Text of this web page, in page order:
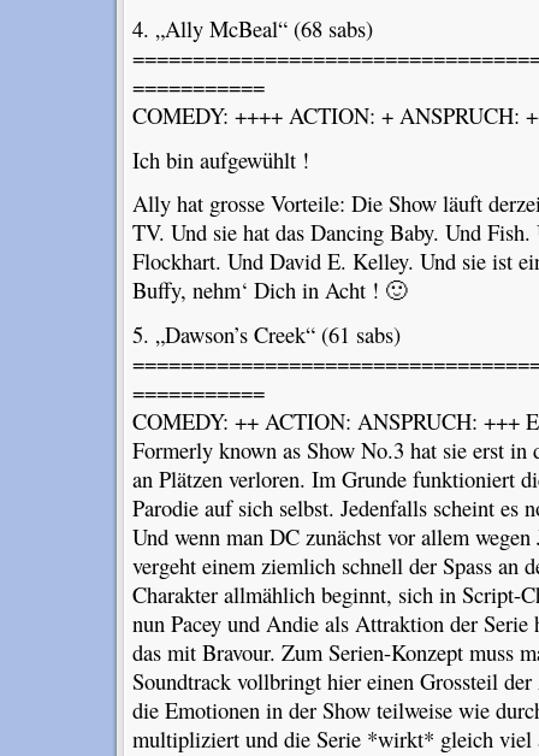
4. „Ally McBeal“ (68 sabs)
===========
COMEDY: ++++ ACTION: + ANSPRUCH:
Ich bin aufgewühlt !
Ally hat grosse Vorteile: Die Show läuft
TV. Und sie hat das Dancing Baby. Und
Flockhart. Und David E. Kelley. Und sie ist
Buffy, nehm‘ Dich in Acht ! 🙂
5. „Dawson’s Creek“ (61 sabs)
===========
COMEDY: ++ ACTION: ANSPRUCH: +++
Formerly known as Show No.3 hat sie erst in
an Plätzen verloren. Im Grunde funktioniert
Parodie auf sich selbst. Jedenfalls scheint es
Und wenn man DC zunächst vor allem
vergeht einem ziemlich schnell der Spass an
Charakter allmählich beginnt, sich in Script-
nun Pacey und Andie als Attraktion der Serie
das mit Bravour. Zum Serien-Konzept muss
Soundtrack vollbringt hier einen Grossteil
die Emotionen in der Show teilweise wie
multipliziert und die Serie *wirkt* gleich viel